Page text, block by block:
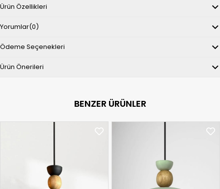
Ürün Özellikleri
Yorumlar(0)
Ödeme Seçenekleri
Ürün Önerileri
BENZER ÜRÜNLER